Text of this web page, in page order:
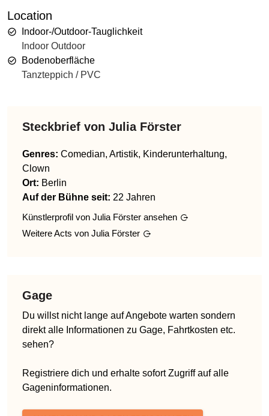
Location
Indoor-/Outdoor-Tauglichkeit
Indoor Outdoor
Bodenoberfläche
Tanzteppich / PVC
Steckbrief von Julia Förster
Genres: Comedian, Artistik, Kinderunterhaltung,
Clown
Ort: Berlin
Auf der Bühne seit: 22 Jahren
Künstlerprofil von Julia Förster ansehen
Weitere Acts von Julia Förster
Gage
Du willst nicht lange auf Angebote warten sondern
direkt alle Informationen zu Gage, Fahrtkosten etc.
sehen?
Registriere dich und erhalte sofort Zugriff auf alle
Gageninformationen.